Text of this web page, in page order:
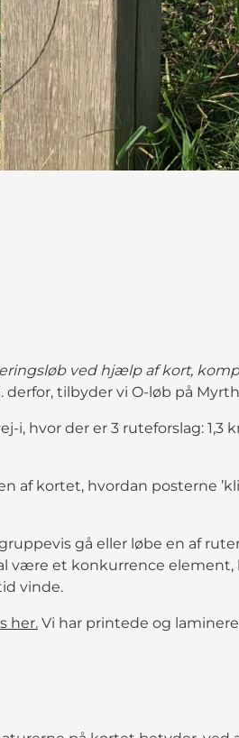
ved hjælp af kort,
tilbyder vi O-løb på
hvor der er 3 ruteforslag: 1,3
af kortet, hvordan posterne
gå eller løbe en af
være et konkurrence
vinde.
her. Vi har printede og